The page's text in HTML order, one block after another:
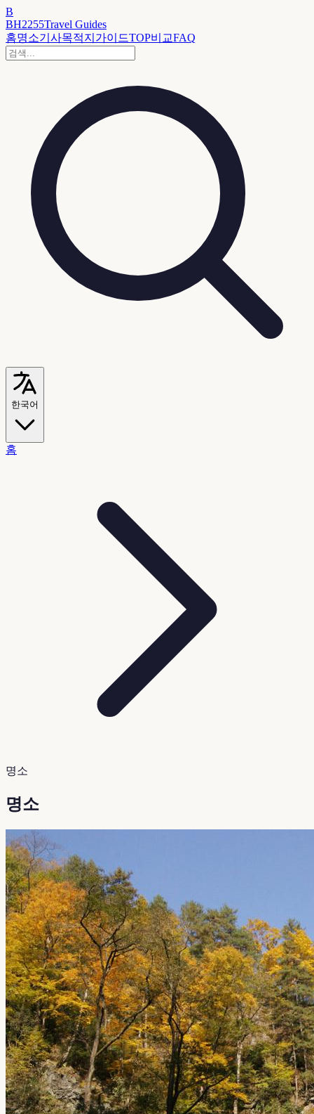
B
BH2255Travel Guides
홈명소기사목적지 가이드TOP비교FAQ
한국어
홈
명소
명소